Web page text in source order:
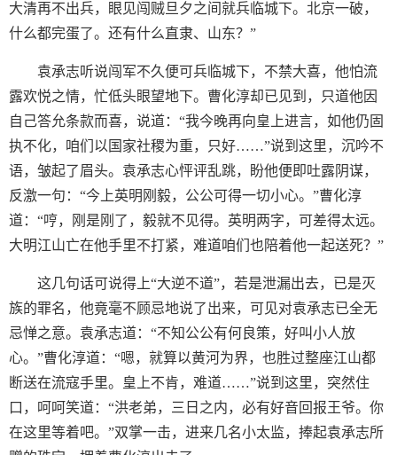
大清再不出兵，眼见闯贼旦夕之间就兵临城下。北京一破，
什么都完蛋了。还有什么直隶、山东？”
袁承志听说闯军不久便可兵临城下，不禁大喜，他怕流
露欢悦之情，忙低头眼望地下。曹化淳却已见到，只道他因
自己答允条款而喜，说道：“我今晚再向皇上进言，如他仍固
执不化，咱们以国家社稷为重，只好……”说到这里，沉吟不
语，皱起了眉头。袁承志心怦评乱跳，盼他便即吐露阴谋，
反激一句：“今上英明刚毅，公公可得一切小心。”曹化淳
道：“哼，刚是刚了，毅就不见得。英明两字，可差得太远。
大明江山亡在他手里不打紧，难道咱们也陪着他一起送死？”
这几句话可说得上“大逆不道”，若是泄漏出去，已是灭
族的罪名，他竟毫不顾忌地说了出来，可见对袁承志已全无
忌惮之意。袁承志道：“不知公公有何良策，好叫小人放
心。”曹化淳道：“嗯，就算以黄河为界，也胜过整座江山都
断送在流寇手里。皇上不肯，难道……”说到这里，突然住
口，呵呵笑道：“洪老弟，三日之内，必有好音回报王爷。你
在这里等着吧。”双掌一击，进来几名小太监，捧起袁承志所